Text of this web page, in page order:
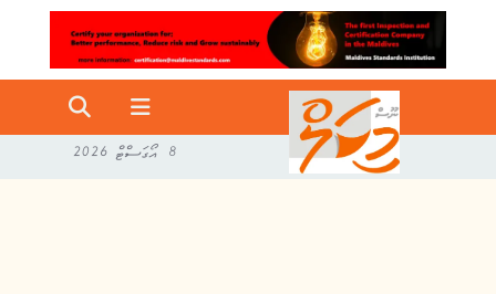
8 އޯގަސްޓް 2026